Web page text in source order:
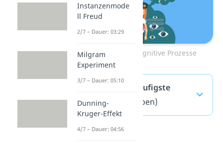
Emotionen und kognitive Prozesse
Emotionen — häufigste
Fragen(ausklappen)
Instanzenmode
ll Freud
2/7 – Dauer: 03:29
Milgram
Experiment
3/7 – Dauer: 05:10
Dunning-
Kruger-Effekt
4/7 – Dauer: 04:56